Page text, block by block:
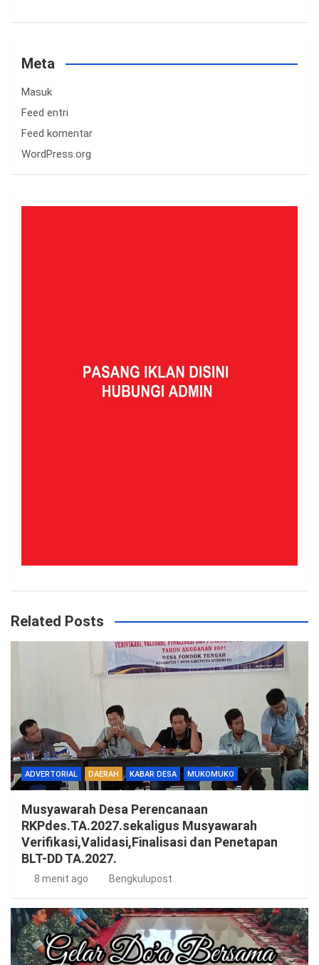
Meta
Masuk
Feed entri
Feed komentar
WordPress.org
Related Posts
ADVERTORIAL DAERAH KABAR DESA MUKOMUKO
Musyawarah Desa Perencanaan
RKPdes.TA.2027.sekaligus Musyawarah
Verifikasi,Validasi,Finalisasi dan Penetapan
BLT-DD TA.2027.
8 menit ago Bengkulupost